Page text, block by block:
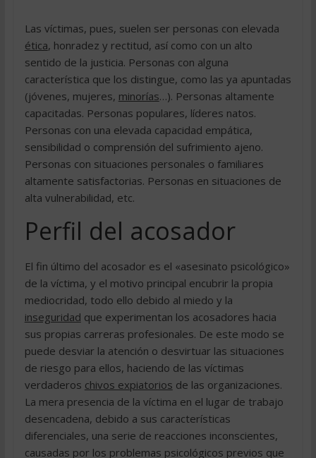
Las víctimas, pues, suelen ser personas con elevada
ética, honradez y rectitud, así como con un alto
sentido de la justicia. Personas con alguna
característica que los distingue, como las ya apuntadas
(jóvenes, mujeres, minorías…). Personas altamente
capacitadas. Personas populares, líderes natos.
Personas con una elevada capacidad empática,
sensibilidad o comprensión del sufrimiento ajeno.
Personas con situaciones personales o familiares
altamente satisfactorias. Personas en situaciones de
alta vulnerabilidad, etc.
Perfil del acosador
El fin último del acosador es el «asesinato psicológico»
de la víctima, y el motivo principal encubrir la propia
mediocridad, todo ello debido al miedo y la
inseguridad que experimentan los acosadores hacia
sus propias carreras profesionales. De este modo se
puede desviar la atención o desvirtuar las situaciones
de riesgo para ellos, haciendo de las víctimas
verdaderos chivos expiatorios de las organizaciones.
La mera presencia de la víctima en el lugar de trabajo
desencadena, debido a sus características
diferenciales, una serie de reacciones inconscientes,
causadas por los problemas psicológicos previos que